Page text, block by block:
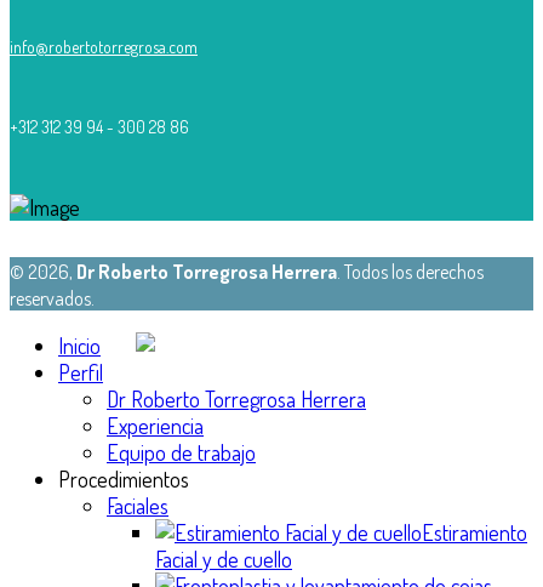
info@robertotorregrosa.com
+312 312 39 94 - 300 28 86
© 2026, Dr Roberto Torregrosa Herrera. Todos los derechos
reservados.
Inicio
Perfil
Dr Roberto Torregrosa Herrera
Experiencia
Equipo de trabajo
Procedimientos
Faciales
Estiramiento
Facial y de cuello